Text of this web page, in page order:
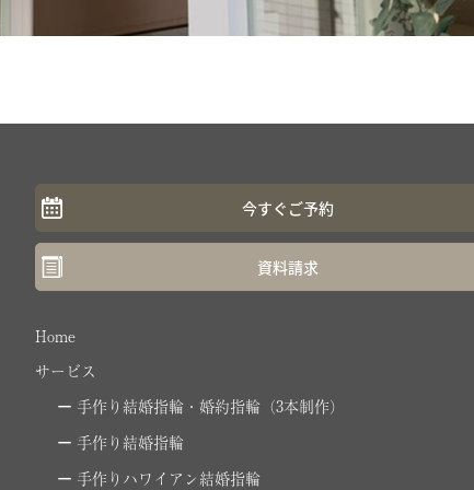
今すぐご予約
資料請求
Home
サービス
手作り結婚指輪・婚約指輪（3本制作）
手作り結婚指輪
手作りハワイアン結婚指輪